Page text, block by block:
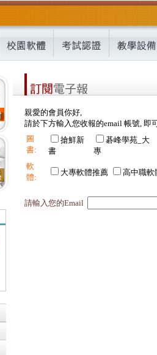
親愛的會員你好,
請於下方輸入您收報的email 帳號, 即
圖
書:
搶鮮新
書
碁峰學苑_大
專
軟
體:
大專軟體推薦 高中職軟
請輸入您的Email